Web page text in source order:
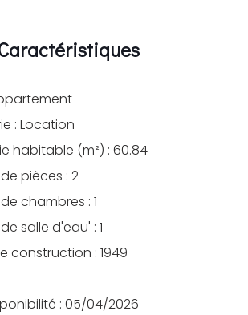
: Location
habitable (m²) : 60.84
pièces : 2
chambres : 1
salle d'eau' : 1
construction : 1949
: 05/04/2026